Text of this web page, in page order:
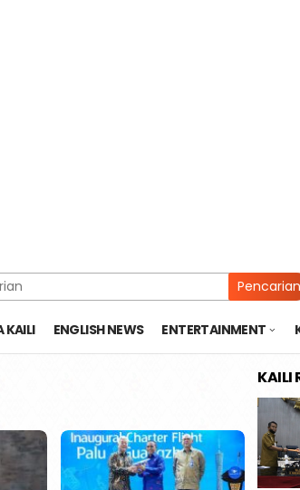
Pencarian
KAILI ENGLISH NEWS ENTERTAINMENT
KAILI